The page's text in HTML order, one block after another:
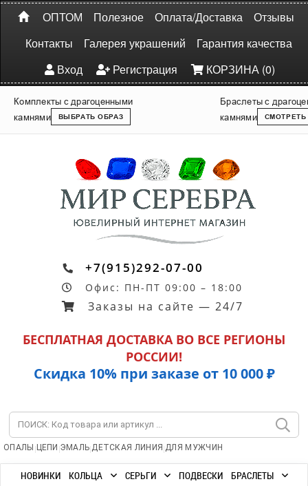
ОПТОМ Полезное Оплата/Доставка
Отзывы
Контакты
Галерея украшений
Гарантия качества
Вход
Регистрация КОРЗИНА (0)
Комплекты с драгоценными
камнями
ВЫБРАТЬ ОБРАЗ
Браслеты с
камнями
СМОТРЕТЬ
+7(915)292-07-00
Офис: ПН-ПТ 09:00 – 18:00
Заказы на сайте — 24/7
БЕСПЛАТНАЯ ДОСТАВКА ВО ВСЕ РЕГИОНЫ
РОССИИ!
Скидка 10% при заказе от 10 000 ₽
ОПАЛЫ | ЦЕПИ |ЭМАЛЬ|ДЕТСКАЯ ЛИНИЯ |ДЛЯ МУЖЧИН
НОВИНКИ КОЛЬЦА СЕРЬГИ ПОДВЕСКИ
БРАСЛЕТЫ